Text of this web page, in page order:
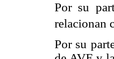
Por su
relacionan
Por su